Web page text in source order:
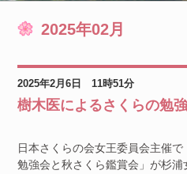
2025年02月
2025年2月6日 11時51分
樹木医によるさくらの勉
日本さくらの会女王委員会主催
勉強会と秋さくら鑑賞会」が杉